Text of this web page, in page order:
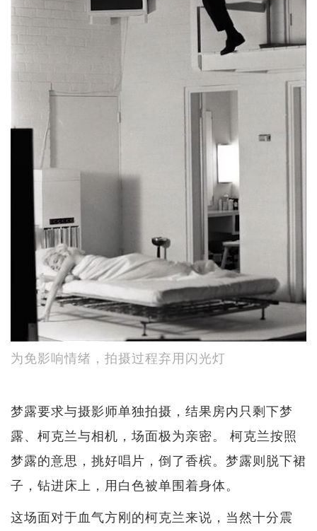
为免影响情绪，拍摄过程弃用闪光灯
梦露要求与摄影师单独拍摄，结果房内只剩下梦
露、柯克兰与相机，场面极为亲密。 柯克兰按照
梦露的意思，挑好唱片，倒了香槟。梦露则脱下裙
子，钻进床上，用白色被单围着身体。
这场面对于血气方刚的柯克兰来说，当然十分震